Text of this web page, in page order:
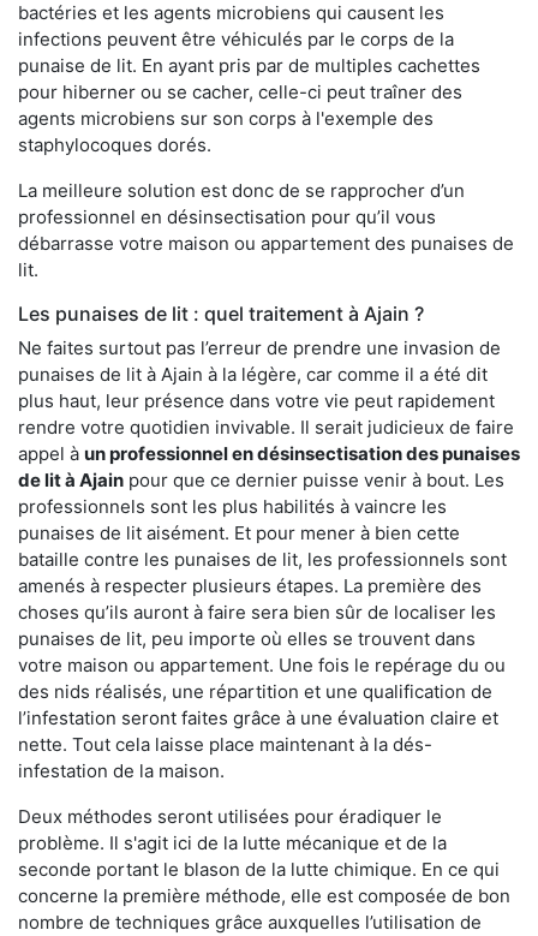
bactéries et les agents microbiens qui causent les
infections peuvent être véhiculés par le corps de la
punaise de lit. En ayant pris par de multiples cachettes
pour hiberner ou se cacher, celle-ci peut traîner des
agents microbiens sur son corps à l'exemple des
staphylocoques dorés.
La meilleure solution est donc de se rapprocher d’un
professionnel en désinsectisation pour qu’il vous
débarrasse votre maison ou appartement des punaises de
lit.
Les punaises de lit : quel traitement à Ajain ?
Ne faites surtout pas l’erreur de prendre une invasion de
punaises de lit à Ajain à la légère, car comme il a été dit
plus haut, leur présence dans votre vie peut rapidement
rendre votre quotidien invivable. Il serait judicieux de faire
appel à un professionnel en désinsectisation des punaises
de lit à Ajain pour que ce dernier puisse venir à bout. Les
professionnels sont les plus habilités à vaincre les
punaises de lit aisément. Et pour mener à bien cette
bataille contre les punaises de lit, les professionnels sont
amenés à respecter plusieurs étapes. La première des
choses qu’ils auront à faire sera bien sûr de localiser les
punaises de lit, peu importe où elles se trouvent dans
votre maison ou appartement. Une fois le repérage du ou
des nids réalisés, une répartition et une qualification de
l’infestation seront faites grâce à une évaluation claire et
nette. Tout cela laisse place maintenant à la dés-
infestation de la maison.
Deux méthodes seront utilisées pour éradiquer le
problème. Il s'agit ici de la lutte mécanique et de la
seconde portant le blason de la lutte chimique. En ce qui
concerne la première méthode, elle est composée de bon
nombre de techniques grâce auxquelles l’utilisation de